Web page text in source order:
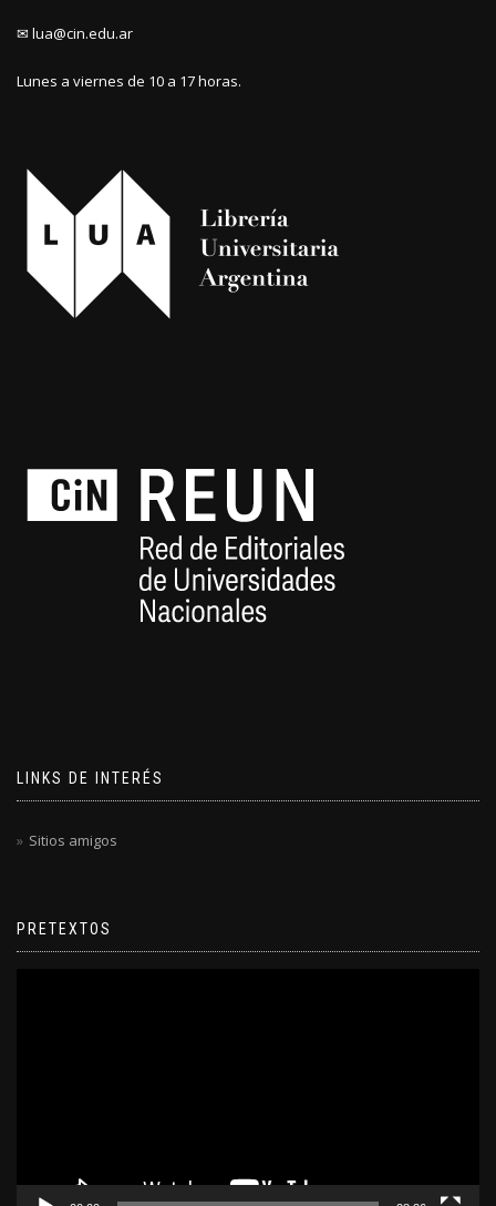
✉ lua@cin.edu.ar
Lunes a viernes de 10 a 17 horas.
LINKS DE INTERÉS
Sitios amigos
PRETEXTOS